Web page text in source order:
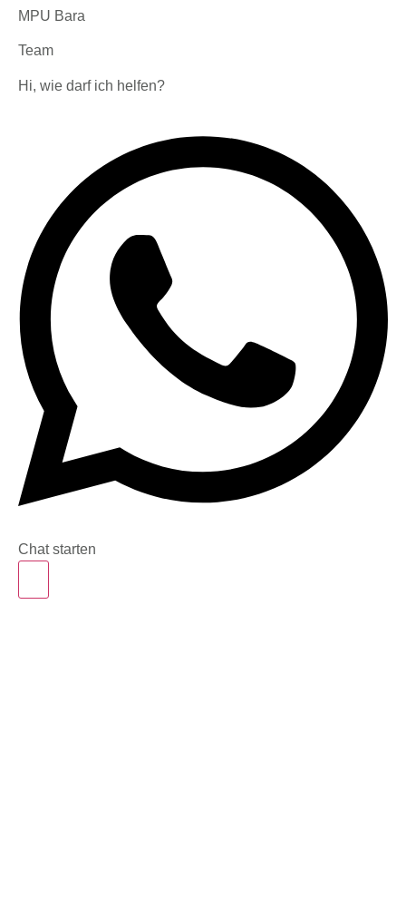
MPU Bara
Team
Hi, wie darf ich helfen?
Chat starten